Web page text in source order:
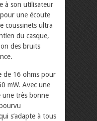
à son utilisateur
une écoute
coussinets ultra
du casque,
des bruits
de 16 ohms pour
mW. Avec une
une très bonne
s’adapte à tous